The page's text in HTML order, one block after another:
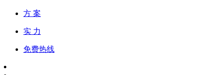
方 案
实 力
免费热线